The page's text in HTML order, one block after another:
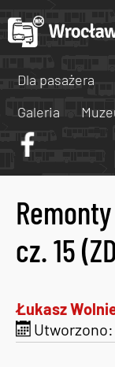
Dla pasażera
Galeria
cz. 15
Łukasz
Utworzono: